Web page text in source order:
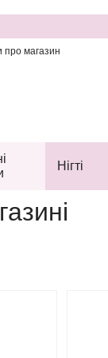
про магазин
Нігті